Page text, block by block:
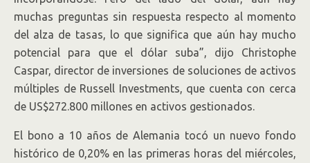
muchas preguntas sin respuesta respecto al momento
del alza de tasas, lo que significa que aún hay mucho
potencial para que el dólar suba”, dijo Christophe
Caspar, director de inversiones de soluciones de activos
múltiples de Russell Investments, que cuenta con cerca
de US$272.800 millones en activos gestionados.
El bono a 10 años de Alemania tocó un nuevo fondo
histórico de 0,20% en las primeras horas del miércoles,